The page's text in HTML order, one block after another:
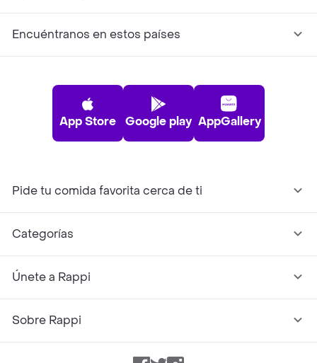
Encuéntranos en estos países
App Store Google play AppGallery
Pide tu comida favorita cerca de ti
Categorías
Únete a Rappi
Sobre Rappi